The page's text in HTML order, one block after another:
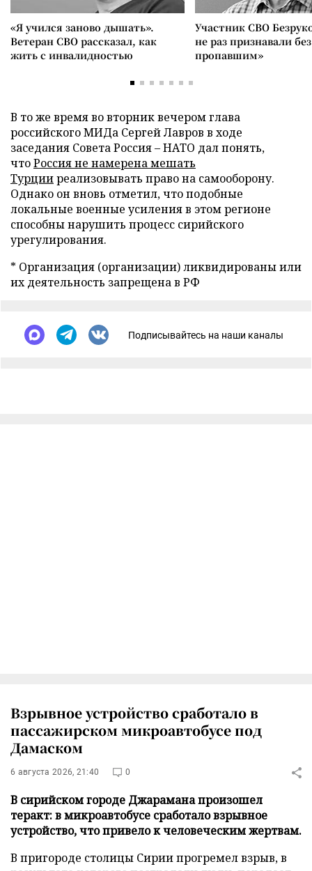
«Я учился заново дышать».
Ветеран СВО рассказал, как
жить с инвалидностью
Участник СВО
не раз признавали
пропавшим»
В то же время во вторник вечером глава
российского МИДа Сергей Лавров в ходе
заседания Совета Россия – НАТО дал понять,
чтоРоссия не намерена мешать
Турцииреализовывать право на самооборону.
Однако он вновь отметил, что подобные
локальные военные усиления в этом регионе
способны нарушить процесс сирийского
урегулирования.
* Организация (организации) ликвидированы или
их деятельность запрещена в РФ
Подписывайтесь на наши каналы
Взрывное устройство сработало в
пассажирском микроавтобусе под
Дамаском
6 августа 2026, 21:40 0
В сирийском городе Джарамана произошел
теракт: в микроавтобусе сработало взрывное
устройство, что привело к человеческим жертвам.
В пригороде столицы Сирии прогремел взрыв, в